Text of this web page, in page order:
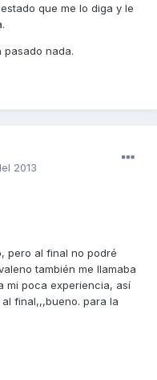
que me lo diga y le
pasado nada.
2013
pero al final no podré
también me llamaba
mi poca experiencia, así
final,,,bueno. para la